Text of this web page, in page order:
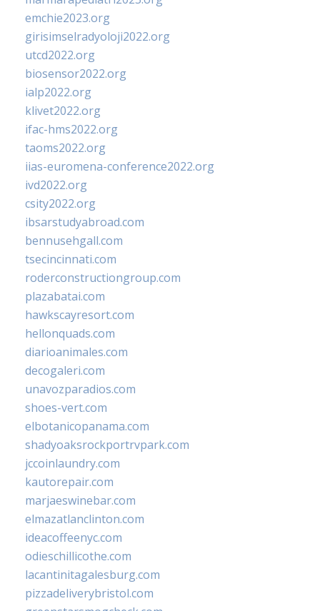
emchie2023.org
girisimselradyoloji2022.org
utcd2022.org
biosensor2022.org
ialp2022.org
klivet2022.org
ifac-hms2022.org
taoms2022.org
iias-euromena-conference2022.org
ivd2022.org
csity2022.org
ibsarstudyabroad.com
bennusehgall.com
tsecincinnati.com
roderconstructiongroup.com
plazabatai.com
hawkscayresort.com
hellonquads.com
diarioanimales.com
decogaleri.com
unavozparadios.com
shoes-vert.com
elbotanicopanama.com
shadyoaksrockportrvpark.com
jccoinlaundry.com
kautorepair.com
marjaeswinebar.com
elmazatlanclinton.com
ideacoffeenyc.com
odieschillicothe.com
lacantinitagalesburg.com
pizzadeliverybristol.com